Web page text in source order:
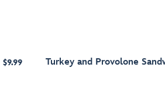
$9.99 Turkey and Provolone